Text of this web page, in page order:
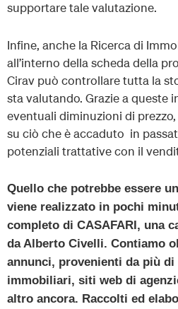
supportare tale valutazione.
Infine, anche la Ricerca di
all’interno della scheda della
Cirav può controllare tutta la
sta valutando. Grazie a queste
eventuali diminuzioni di
su ciò che è accaduto in
potenziali trattative con il
Quello che potrebbe essere
viene realizzato in pochi
completo di CASAFARI, una
da Alberto Civelli. Contiamo
annunci, provenienti da più di
immobiliari, siti web di
altro ancora. Raccolti ed